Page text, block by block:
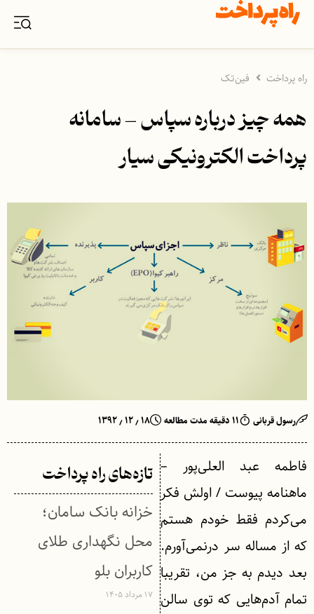
راه پرداخت فین‌تک
همه چیز درباره سپاس – سامانه
پرداخت الکترونیکی سیار
رسول قربانی ۱۱ دقیقه مدت مطالعه ۱۸ ٫ ۱۲ ٫ ۱۳۹۲
فاطمه عبد العلی‌پور –
ماهنامه پیوست / اولش فکر
می‌کردم فقط خودم هستم
که از مساله سر درنمی‌آورم.
بعد دیدم به جز من، تقریبا
تمام آدم‌هایی که توی سالن
تازه‌های راه پرداخت
خزانه بانک سامان؛
محل نگهداری طلای
کاربران بلو
۱۷ مرداد ۱۴۰۵